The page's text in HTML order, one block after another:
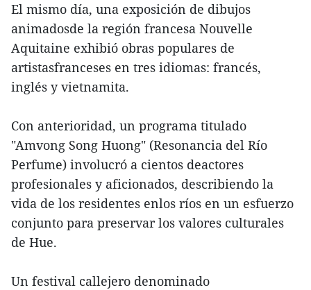
El mismo día, una exposición de dibujos
animadosde la región francesa Nouvelle
Aquitaine exhibió obras populares de
artistasfranceses en tres idiomas: francés,
inglés y vietnamita.
Con anterioridad, un programa titulado
"Amvong Song Huong" (Resonancia del Río
Perfume) involucró a cientos deactores
profesionales y aficionados, describiendo la
vida de los residentes enlos ríos en un esfuerzo
conjunto para preservar los valores culturales
de Hue.
Un festival callejero denominado